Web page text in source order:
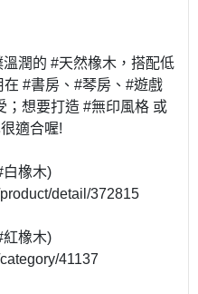
潤的 #天然橡木，搭配低
#書房、#琴房、#遊戲
；想要打造 #無印風格 或
適合喔!
白橡木)
detail/372815
紅橡木)
41137